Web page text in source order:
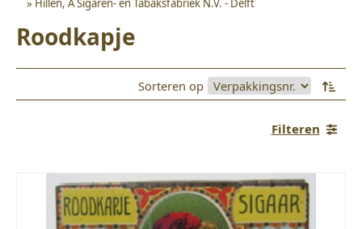
» Hillen, A Sigaren- en Tabaksfabriek N.V. - Delft
Roodkapje
Sorteren op
Filteren